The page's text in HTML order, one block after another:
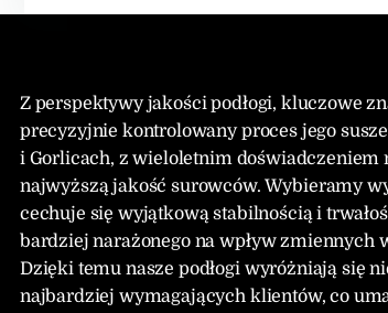
Z perspektywy jakości podłogi, kluczowe
precyzyjnie kontrolowany proces jego
i Gorlicach, z wieloletnim doświadczeniem
najwyższą jakość surowców. Wybieramy
cechuje się wyjątkową stabilnością i
bardziej narażonego na wpływ zmiennych
Dzięki temu nasze podłogi wyróżniają się
najbardziej wymagających klientów, co